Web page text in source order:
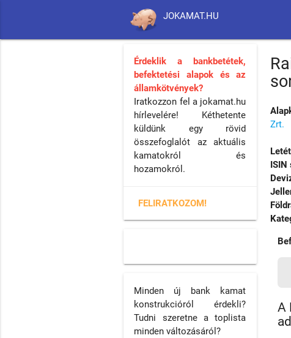
JOKAMAT.HU
Zrt.
A
Érdeklik a bankbetétek,
befektetési alapok és az
államkötvények?
Iratkozzon fel a jokamat.hu
hírlevelére! Kéthetente
küldünk egy rövid
összefoglalót az aktuális
kamatokról és
hozamokról.
FELIRATKOZOM!
Minden új bank kamat
konstrukcióról érdekli?
Tudni szeretne a toplista
minden változásáról?